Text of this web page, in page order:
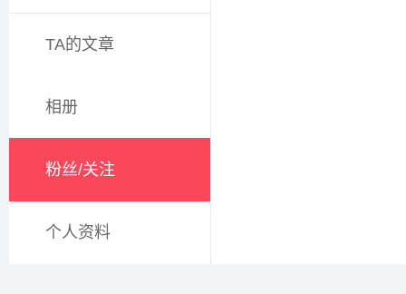
TA的文章
相册
粉丝/关注
个人资料